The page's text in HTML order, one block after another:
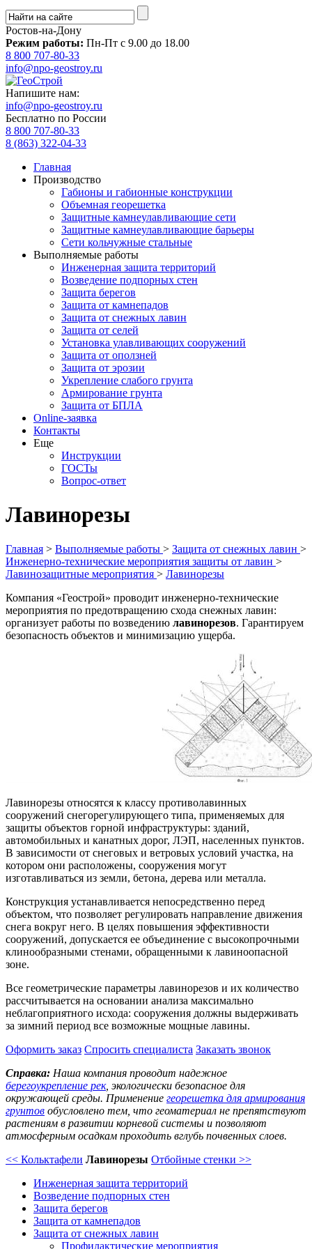
Ростов-на-Дону
Режим работы: Пн-Пт с 9.00 до 18.00
8 800 707-80-33
info@npo-geostroy.ru
Напишите нам:
info@npo-geostroy.ru
Бесплатно по России
8 800 707-80-33
8 (863) 322-04-33
Главная
Производство
Габионы и габионные конструкции
Объемная георешетка
Защитные камнеулавливающие сети
Защитные камнеулавливающие барьеры
Сети кольчужные стальные
Выполняемые работы
Инженерная защита территорий
Возведение подпорных стен
Защита берегов
Защита от камнепадов
Защита от снежных лавин
Защита от селей
Установка улавливающих сооружений
Защита от оползней
Защита от эрозии
Укрепление слабого грунта
Армирование грунта
Защита от БПЛА
Online-заявка
Контакты
Еще
Инструкции
ГОСТы
Вопрос-ответ
Лавинорезы
Главная > Выполняемые работы > Защита от снежных лавин >
Инженерно-технические мероприятия защиты от лавин >
Лавинозащитные мероприятия > Лавинорезы
Компания «Геострой» проводит инженерно-технические
мероприятия по предотвращению схода снежных лавин:
организует работы по возведению лавинорезов. Гарантируем
безопасность объектов и минимизацию ущерба.
Лавинорезы относятся к классу противолавинных
сооружений снегорегулирующего типа, применяемых для
защиты объектов горной инфраструктуры: зданий,
автомобильных и канатных дорог, ЛЭП, населенных пунктов.
В зависимости от снеговых и ветровых условий участка, на
котором они расположены, сооружения могут
изготавливаться из земли, бетона, дерева или металла.
Конструкция устанавливается непосредственно перед
объектом, что позволяет регулировать направление движения
снега вокруг него. В целях повышения эффективности
сооружений, допускается ее объединение с высокопрочными
клинообразными стенами, обращенными к лавиноопасной
зоне.
Все геометрические параметры лавинорезов и их количество
рассчитывается на основании анализа максимально
неблагоприятного исхода: сооружения должны выдерживать
за зимний период все возможные мощные лавины.
Оформить заказ Спросить специалиста Заказать звонок
Справка: Наша компания проводит надежное
берегоукрепление рек, экологически безопасное для
окружающей среды. Применение георешетка для армирования
грунтов обусловлено тем, что геоматериал не препятствуют
растениям в развитии корневой системы и позволяют
атмосферным осадкам проходить вглубь почвенных слоев.
<< Кольктафели Лавинорезы Отбойные стенки >>
Инженерная защита территорий
Возведение подпорных стен
Защита берегов
Защита от камнепадов
Защита от снежных лавин
Профилактические мероприятия